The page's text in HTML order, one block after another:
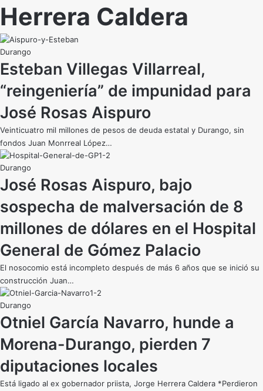
Herrera Caldera
Durango
Esteban Villegas Villarreal,
“reingeniería” de impunidad para
José Rosas Aispuro
Veinticuatro mil millones de pesos de deuda estatal y Durango, sin
fondos Juan Monrreal López…
Durango
José Rosas Aispuro, bajo
sospecha de malversación de 8
millones de dólares en el Hospital
General de Gómez Palacio
El nosocomio está incompleto después de más 6 años que se inició su
construcción Juan…
Durango
Otniel García Navarro, hunde a
Morena-Durango, pierden 7
diputaciones locales
Está ligado al ex gobernador priista, Jorge Herrera Caldera *Perdieron